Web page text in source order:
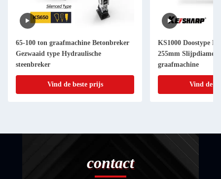
65-100 ton graafmachine Betonbreker
Gezwaaid type Hydraulische
steenbreker
Vind de beste prijs
KS1000 Doostype
255mm
graafmachine
Vind de
contact